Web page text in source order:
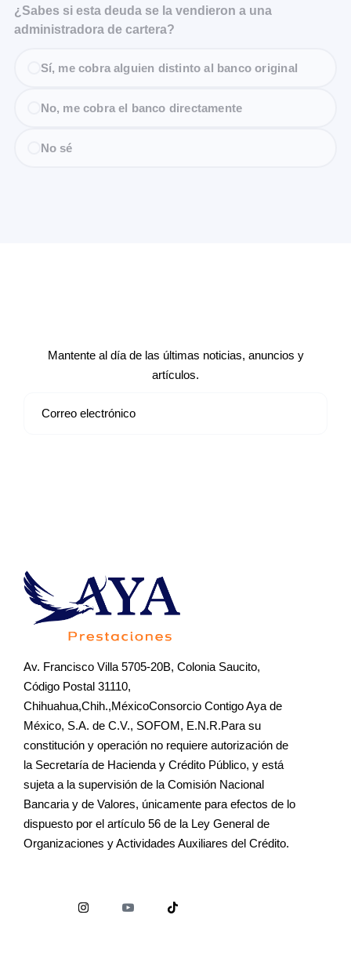
¿Sabes si esta deuda se la vendieron a una
administradora de cartera?
Sí, me cobra alguien distinto al banco original
No, me cobra el banco directamente
No sé
Mantente al día de las últimas noticias, anuncios y
artículos.
Av. Francisco Villa 5705-20B, Colonia Saucito,
Código Postal 31110,
Chihuahua,Chih.,MéxicoConsorcio Contigo Aya de
México, S.A. de C.V., SOFOM, E.N.R.Para su
constitución y operación no requiere autorización de
la Secretaría de Hacienda y Crédito Público, y está
sujeta a la supervisión de la Comisión Nacional
Bancaria y de Valores, únicamente para efectos de lo
dispuesto por el artículo 56 de la Ley General de
Organizaciones y Actividades Auxiliares del Crédito.